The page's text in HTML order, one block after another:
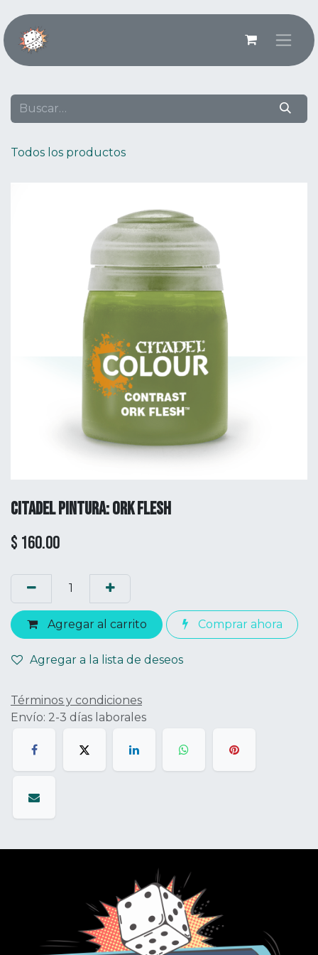
Todos los productos
CITADEL PINTURA: ORK FLESH
$ 160.00
Agregar al carrito Comprar ahora
Agregar a la lista de deseos
Términos y condiciones
Envío: 2-3 días laborales